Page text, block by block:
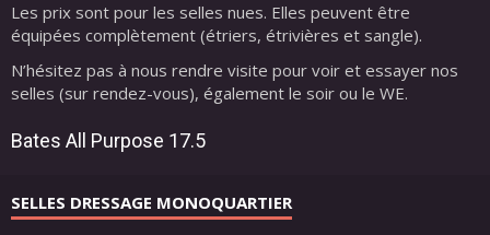
Les prix sont pour les selles nues. Elles peuvent être
équipées complètement (étriers, étrivières et sangle).
N’hésitez pas à nous rendre visite pour voir et essayer nos
selles (sur rendez-vous), également le soir ou le WE.
Bates All Purpose 17.5
SELLES DRESSAGE MONOQUARTIER